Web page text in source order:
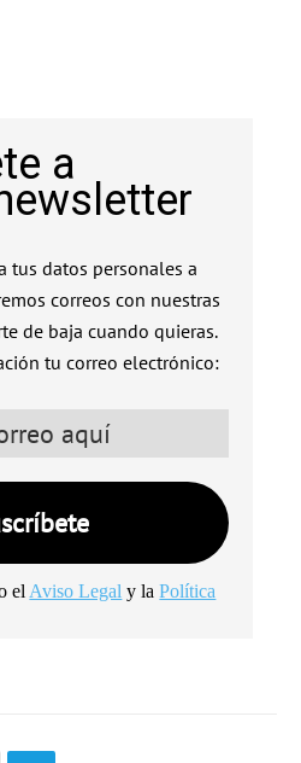
a
tus datos personales a
correos con nuestras
de baja cuando quieras.
tu correo electrónico:
el Aviso Legal y laPolítica